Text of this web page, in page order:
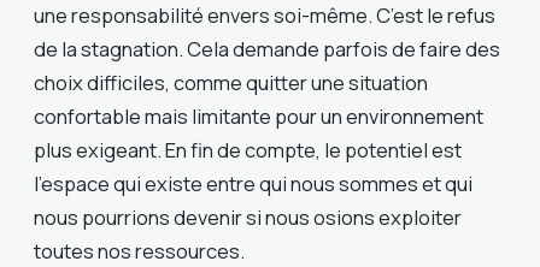
une responsabilité envers soi-même. C’est le refus
de la stagnation. Cela demande parfois de faire des
choix difficiles, comme quitter une situation
confortable mais limitante pour un environnement
plus exigeant. En fin de compte, le potentiel est
l’espace qui existe entre qui nous sommes et qui
nous pourrions devenir si nous osions exploiter
toutes nos ressources.